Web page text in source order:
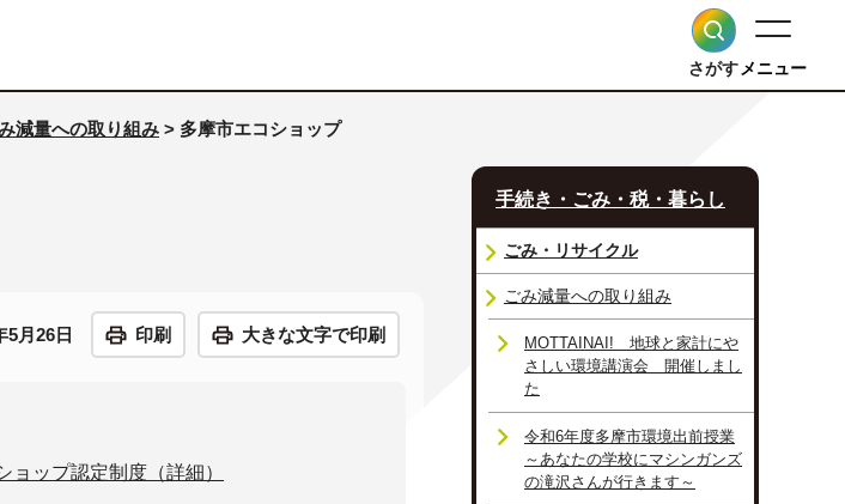
さがすメニュー
減量への取り組み > 多摩市エコショップ
月26日 印刷 大きな文字で印刷
ョップ認定制度（詳細）
手続き・ごみ・税・暮らし
ごみ・リサイクル
ごみ減量への取り組み
MOTTAINAI! 地球と家計にや
さしい環境講演会 開催しまし
た
令和6年度多摩市環境出前授業
～あなたの学校にマシンガンズ
の滝沢さんが行きます～